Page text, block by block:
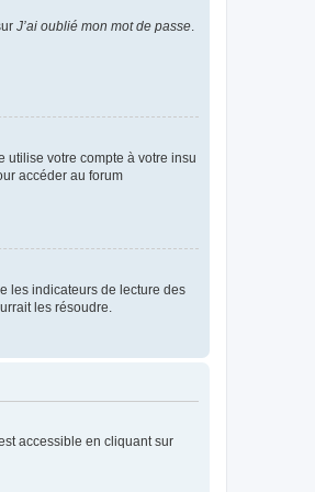
J’ai oublié mon mot de passe
utilise votre compte à votre insu
accéder au forum
les indicateurs de lecture des
les résoudre.
accessible en cliquant sur